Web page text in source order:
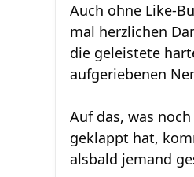
Auch ohne Like-
mal herzlichen
die geleistete
aufgeriebenen
Auf das, was
geklappt hat,
alsbald jemand